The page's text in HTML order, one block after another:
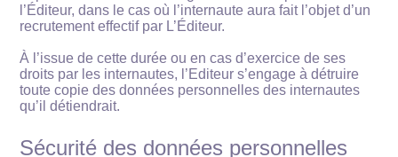
l’Éditeur, dans le cas où l’internaute aura fait l’objet d’un
recrutement effectif par L’Éditeur.
À l’issue de cette durée ou en cas d’exercice de ses
droits par les internautes, l’Editeur s’engage à détruire
toute copie des données personnelles des internautes
qu’il détiendrait.
Sécurité des données personnelles